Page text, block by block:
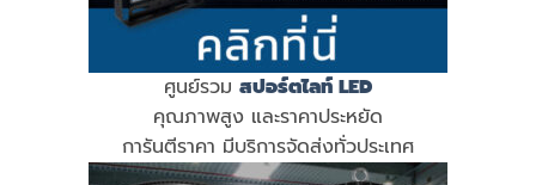
ศูนย์รวม สปอร์ตไลท์ LED
คุณภาพสูง และราคาประหยัด
การันตีราคา มีบริการจัดส่งทั่วประเทศ